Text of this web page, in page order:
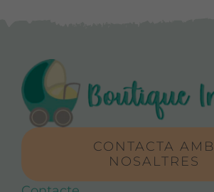
CONTACTA AMB
NOSALTRES